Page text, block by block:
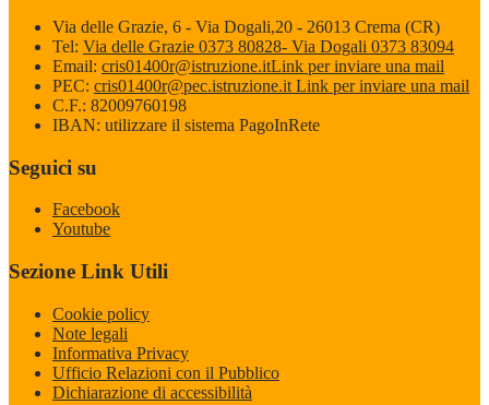
Via delle Grazie, 6 - Via Dogali,20 - 26013 Crema (CR)
Tel: Via delle Grazie 0373 80828- Via Dogali 0373 83094
Email: cris01400r@istruzione.itLink per inviare una mail
PEC: cris01400r@pec.istruzione.it Link per inviare una mail
C.F.: 82009760198
IBAN: utilizzare il sistema PagoInRete
Seguici su
Facebook
Youtube
Sezione Link Utili
Cookie policy
Note legali
Informativa Privacy
Ufficio Relazioni con il Pubblico
Dichiarazione di accessibilità